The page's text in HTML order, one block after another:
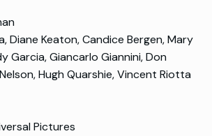
Diane Keaton, Candice Bergen, Mary
Garcia, Giancarlo Giannini, Don
Hugh Quarshie, Vincent Riotta
Pictures